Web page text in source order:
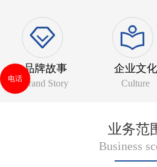
品牌故事
Brand Story
企业文化
Culture
业务范
Business
电话